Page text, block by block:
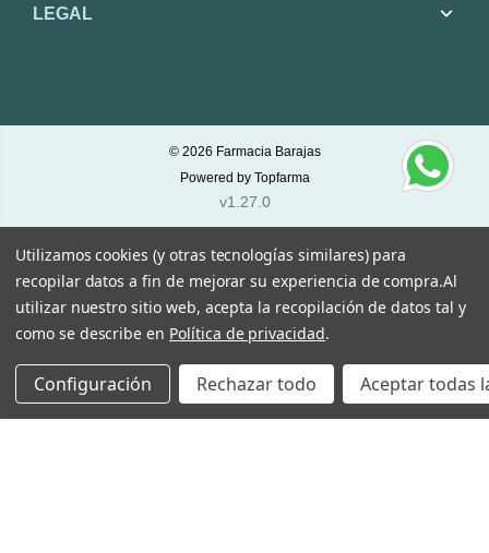
LEGAL
© 2026 Farmacia Barajas
Powered by Topfarma
v1.27.0
Utilizamos cookies (y otras tecnologías similares) para
recopilar datos a fin de mejorar su experiencia de compra.Al
utilizar nuestro sitio web, acepta la recopilación de datos tal y
como se describe en Política de privacidad.
Configuración Rechazar todo Aceptar todas